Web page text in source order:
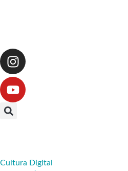
Cultura Digital